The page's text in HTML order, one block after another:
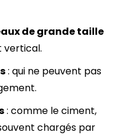
de grande taille
vertical.
: qui ne peuvent pas
: comme le ciment,
chargés par